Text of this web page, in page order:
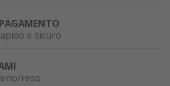
e sicuro
reso